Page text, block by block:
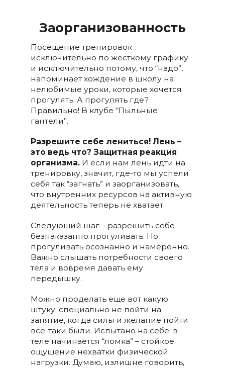
Заорганизованность
Посещение тренировок
исключительно по жесткому графику
и исключительно потому, что “надо”,
напоминает хождение в школу на
нелюбимые уроки, которые хочется
прогулять. А прогулять где?
Правильно! В клубе “Пыльные
гантели”.
Разрешите себе лениться! Лень –
это ведь что? Защитная реакция
организма.И если нам лень идти на
тренировку, значит, где-то мы успели
себя так “загнать” и заорганизовать,
что внутренних ресурсов на активную
деятельность теперь не хватает.
Следующий шаг – разрешить себе
безнаказанно прогуливать. Но
прогуливать осознанно и намеренно.
Важно слышать потребности своего
тела и вовремя давать ему
передышку.
Можно проделать еще вот какую
штуку: специально не пойти на
занятие, когда силы и желание пойти
все-таки были. Испытано на себе: в
теле начинается “ломка” – стойкое
ощущение нехватки физической
нагрузки. Думаю, излишне говорить,